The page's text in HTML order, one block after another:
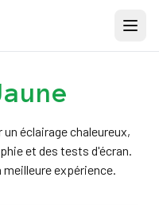
éclairage chaleureux,
et des tests d'écran.
meilleure expérience.